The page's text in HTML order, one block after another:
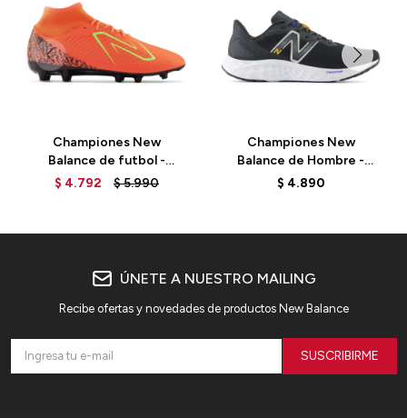
Championes New
Balance de futbol -
Tekela v4 - ST3FDF4 -
$ 4.792 $5.990
Championes New
Balance de Hombre -
Arishi V4 - MARISCP4 -
$ 4.890
ÚNETE A NUESTRO MAILING
Recibe ofertas y novedades de productos New Balance
SUSCRIBIRME